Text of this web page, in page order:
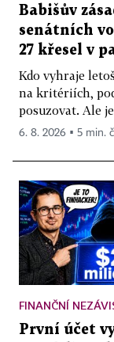
Babišův
senátních
27 křesel v
Kdo vyhraje
na kritériích,
posuzovat. Ale
6. 8. 2026 ▪ 5 min.
FINANČNÍ
První účet